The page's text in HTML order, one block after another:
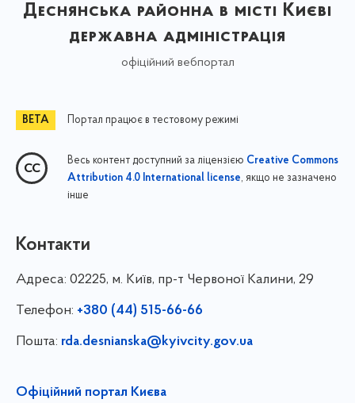
Деснянська районна в місті Києві
державна адміністрація
офіційний вебпортал
Портал працює в тестовому режимі
Весь контент доступний за ліцензією Creative Commons
Attribution 4.0 International license, якщо не зазначено
інше
Контакти
Адреса: 02225, м. Київ, пр-т Червоної Калини, 29
Телефон: +380 (44) 515-66-66
Пошта: rda.desnianska@kyivcity.gov.ua
Офіційний портал Києва